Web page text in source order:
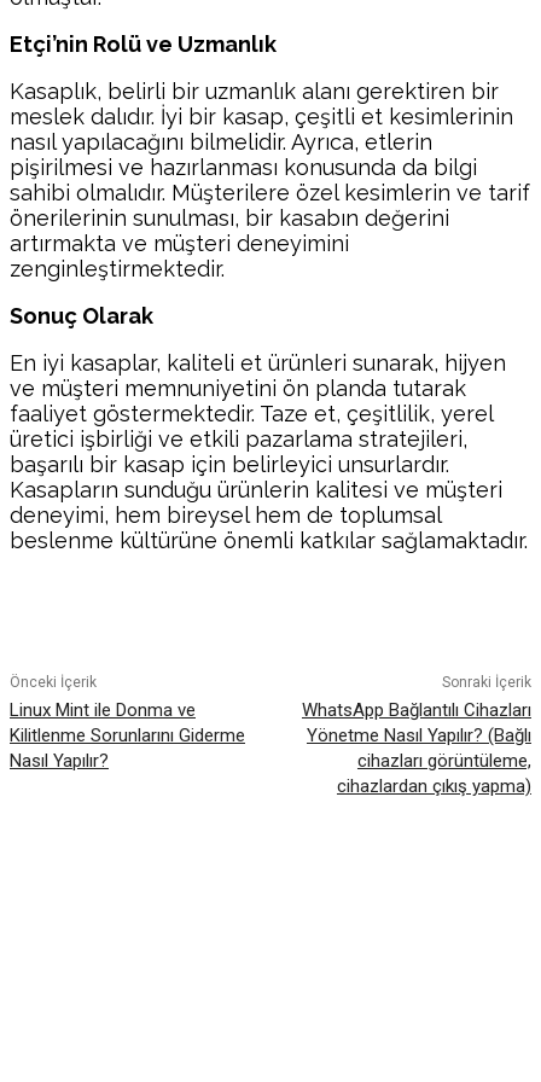
Etçi’nin Rolü ve Uzmanlık
Kasaplık, belirli bir uzmanlık alanı gerektiren bir
meslek dalıdır. İyi bir kasap, çeşitli et kesimlerinin
nasıl yapılacağını bilmelidir. Ayrıca, etlerin
pişirilmesi ve hazırlanması konusunda da bilgi
sahibi olmalıdır. Müşterilere özel kesimlerin ve tarif
önerilerinin sunulması, bir kasabın değerini
artırmakta ve müşteri deneyimini
zenginleştirmektedir.
Sonuç Olarak
En iyi kasaplar, kaliteli et ürünleri sunarak, hijyen
ve müşteri memnuniyetini ön planda tutarak
faaliyet göstermektedir. Taze et, çeşitlilik, yerel
üretici işbirliği ve etkili pazarlama stratejileri,
başarılı bir kasap için belirleyici unsurlardır.
Kasapların sunduğu ürünlerin kalitesi ve müşteri
deneyimi, hem bireysel hem de toplumsal
beslenme kültürüne önemli katkılar sağlamaktadır.
Önceki İçerik
Linux Mint ile Donma ve
Kilitlenme Sorunlarını Giderme
Nasıl Yapılır?
Sonraki İçerik
WhatsApp Bağlantılı Cihazları
Yönetme Nasıl Yapılır? (Bağlı
cihazları görüntüleme,
cihazlardan çıkış yapma)